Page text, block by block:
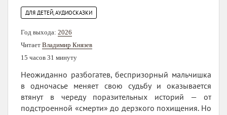
ДЛЯ ДЕТЕЙ, АУДИОСКАЗКИ
Год выхода: 2026
Читает Владимир Князев
15 часов 31 минуту
Неожиданно разбогатев, беспризорный мальчишка
в одночасье меняет свою судьбу и оказывается
втянут в череду поразительных историй — от
подстроенной «смерти» до дерзкого похищения. Но